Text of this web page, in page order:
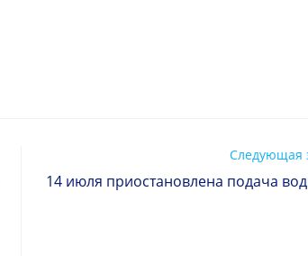
Следующая
14 июля приостановлена подача